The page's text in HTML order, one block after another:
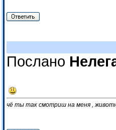
Послано
чё ты так смотриш на меня ,